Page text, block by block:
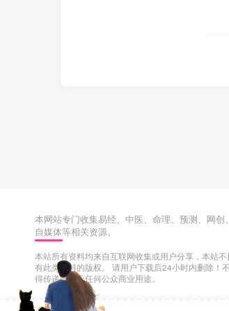
本网站专门收集易经、中医、命理、预测、网创、
自媒体等相关资源。
本站所有资料均来自互联网收集或用户分享，本站不
有此类资料的版权。 请用户下载后24小时内删除！不
得传递或用于任何公众商业用途。